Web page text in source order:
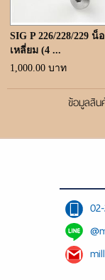
SIG P 226/228/229 น็
เหลี่ยม (4 ...
1,000.00 บาท
ข้อมูลสิ